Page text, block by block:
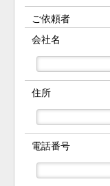
ご依頼者
会社名
住所
電話番号